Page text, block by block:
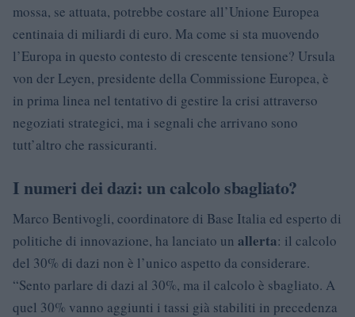
mossa, se attuata, potrebbe costare all’Unione Europea
centinaia di miliardi di euro. Ma come si sta muovendo
l’Europa in questo contesto di crescente tensione? Ursula
von der Leyen, presidente della Commissione Europea, è
in prima linea nel tentativo di gestire la crisi attraverso
negoziati strategici, ma i segnali che arrivano sono
tutt’altro che rassicuranti.
I numeri dei dazi: un calcolo sbagliato?
Marco Bentivogli, coordinatore di Base Italia ed esperto di
politiche di innovazione, ha lanciato un allerta: il calcolo
del 30% di dazi non è l’unico aspetto da considerare.
“Sento parlare di dazi al 30%, ma il calcolo è sbagliato. A
quel 30% vanno aggiunti i tassi già stabiliti in precedenza